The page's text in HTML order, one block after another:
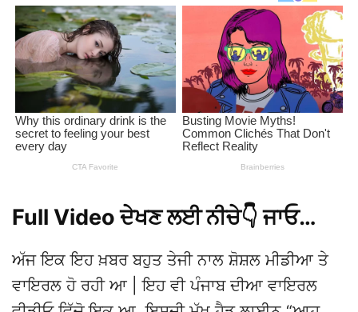
Full Video ਦੇਖਣ ਲਈ ਨੀਚੇ👇 ਜਾਓ…
ਅੱਜ ਇਕ ਇਹ ਖ਼ਬਰ ਬਹੁਤ ਤੇਜੀ ਨਾਲ ਸ਼ੋਸ਼ਲ ਮੀਡੀਆ ਤੇ
ਵਾਇਰਲ ਹੋ ਰਹੀ ਆ | ਇਹ ਵੀ ਪੰਜਾਬ ਦੀਆ ਵਾਇਰਲ